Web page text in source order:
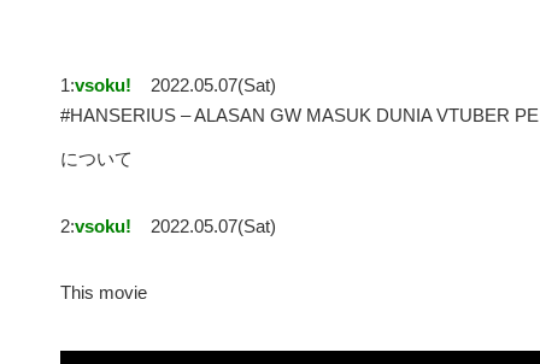
1:vsoku!
2022.05.07(Sat)
#HANSERIUS – ALASAN GW MASUK DUNIA VTUBER
について
2:vsoku! 2022.05.07(Sat)
This movie